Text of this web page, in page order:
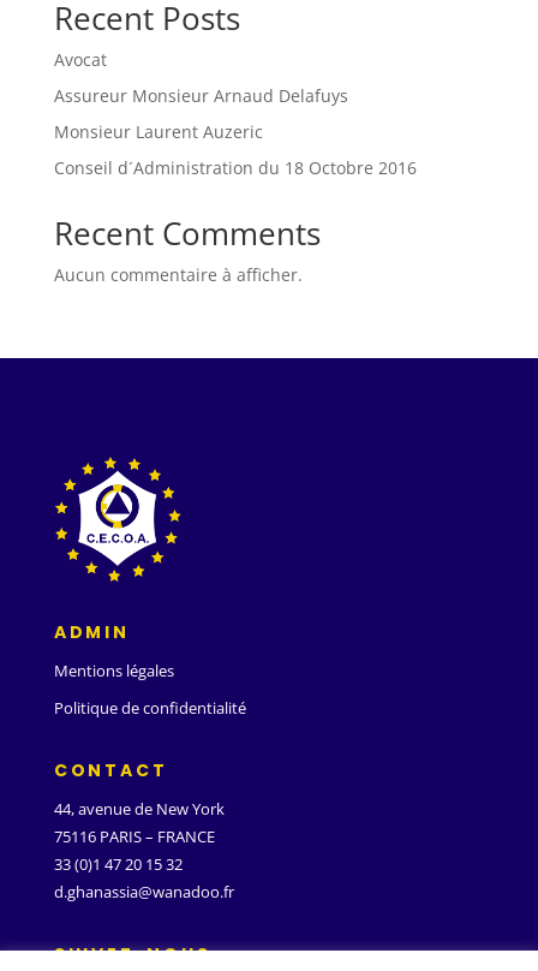
Recent Posts
Avocat
Assureur Monsieur Arnaud Delafuys
Monsieur Laurent Auzeric
Conseil d´Administration du 18 Octobre 2016
Recent Comments
Aucun commentaire à afficher.
ADMIN
Mentions légales
Politique de confidentialité
CONTACT
44, avenue de New York
75116 PARIS – FRANCE
33 (0)1 47 20 15 32
d.ghanassia@wanadoo.fr
SUIVEZ-NOUS